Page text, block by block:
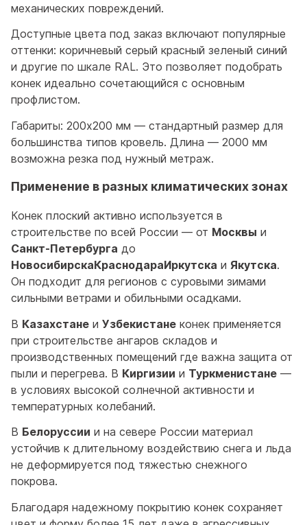
механических повреждений.
Доступные цвета под заказ включают популярные
оттенки: коричневый серый красный зеленый синий
и другие по шкале RAL. Это позволяет подобрать
конек идеально сочетающийся с основным
профлистом.
Габариты: 200x200 мм — стандартный размер для
большинства типов кровель. Длина — 2000 мм
возможна резка под нужный метраж.
Применение в разных климатических зонах
Конек плоский активно используется в
строительстве по всей России — от Москвы и
Санкт-Петербурга до
НовосибирскаКраснодараИркутска и Якутска.
Он подходит для регионов с суровыми зимами
сильными ветрами и обильными осадками.
В Казахстане и Узбекистане конек применяется
при строительстве ангаров складов и
производственных помещений где важна защита от
пыли и перегрева. В Киргизии и Туркменистане —
в условиях высокой солнечной активности и
температурных колебаний.
В Белоруссии и на севере России материал
устойчив к длительному воздействию снега и льда
не деформируется под тяжестью снежного
покрова.
Благодаря надежному покрытию конек сохраняет